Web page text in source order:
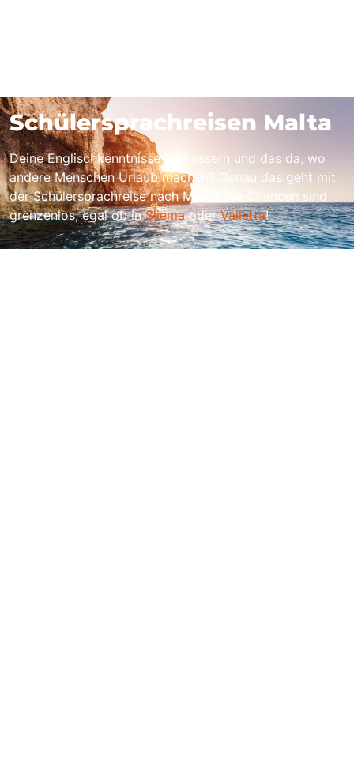
Schülersprachreisen Malta
Deine Englischkenntnisse verbessern und das da, wo
andere Menschen Urlaub machen? Genau das geht mit
der Schülersprachreise nach Malta! Die Chancen sind
grenzenlos, egal ob inSliemaoderValletta!